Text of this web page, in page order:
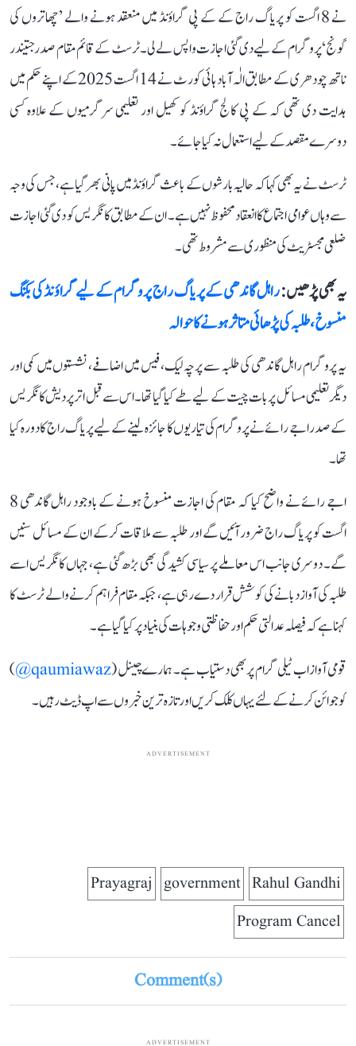
نے 8 اگست کو پریاگ راج کے کے پی گراؤنڈ میں منعقد ہونے والے ’چھاتروں کی
گونج‘ پروگرام کے لیے دی گئی اجازت واپس لے لی۔ ٹرسٹ کے قائم مقام صدر جتیندر
ناتھ چودھری کے مطابق الٰہ آباد ہائی کورٹ نے 14 اگست 2025 کے اپنے حکم میں
ہدایت دی تھی کہ کے پی کالج گراؤنڈ کو کھیل اور تعلیمی سرگرمیوں کے علاوہ کسی
دوسرے مقصد کے لیے استعمال نہ کیا جائے۔
ٹرسٹ نے یہ بھی کہا کہ حالیہ بارشوں کے باعث گراؤنڈ میں پانی بھر گیا ہے، جس کی وجہ
سے وہاں عوامی اجتماع کا انعقاد محفوظ نہیں ہے۔ ان کے مطابق کانگریس کو دی گئی اجازت
ضلعی مجسٹریٹ کی منظوری سے مشروط تھی۔
یہ بھی پڑھیں :راہل گاندھی کے پریاگ راج پروگرام کے لیے گراؤنڈ کی بکنگ
منسوخ، طلبہ کی پڑھائی متاثر ہونے کا حوالہ
یہ پروگرام راہل گاندھی کی طلبہ سے پرچہ لیک، فیس میں اضافے، نشستوں میں کمی اور
دیگر تعلیمی مسائل پر بات چیت کے لیے طے کیا گیا تھا۔ اس سے قبل اتر پردیش کانگریس
کے صدر اجے رائے نے پروگرام کی تیاریوں کا جائزہ لینے کے لیے پریاگ راج کا دورہ کیا
تھا۔
اجے رائے نے واضح کیا کہ مقام کی اجازت منسوخ ہونے کے باوجود راہل گاندھی 8
اگست کو پریاگ راج ضرور آئیں گے اور طلبہ سے ملاقات کرکے ان کے مسائل سنیں
گے۔ دوسری جانب اس معاملے پر سیاسی کشیدگی بھی بڑھ گئی ہے، جہاں کانگریس اسے
طلبہ کی آواز دبانے کی کوشش قرار دے رہی ہے، جبکہ مقام فراہم کرنے والے ٹرسٹ کا
کہنا ہے کہ فیصلہ عدالتی حکم اور حفاظتی وجوہات کی بنیاد پر کیا گیا ہے۔
قومی آواز اب ٹیلی گرام پر بھی دستیاب ہے۔ ہمارے چینل (qaumiawaz@
)
کو جوائن کرنے کے لئے یہاں کلک کریں اور تازہ ترین خبروں سے اپ ڈیٹ رہیں۔
ADVERTISEMENT
Rahul Gandhi
government
Prayagraj
Program Cancel
Comment(s)
ADVERTISEMENT